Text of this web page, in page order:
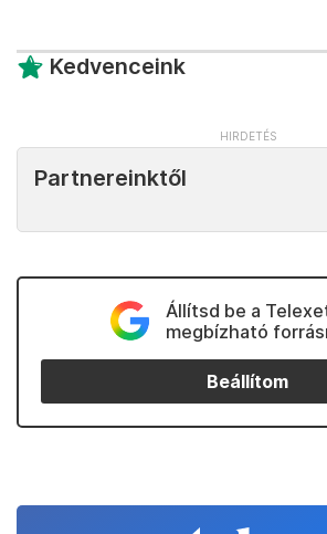
Kedvenceink
Partnereinktől
Állítsd be a
megbízható
Beállítom